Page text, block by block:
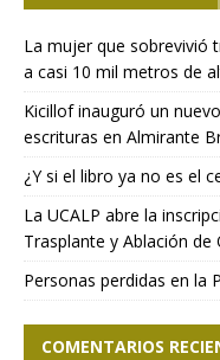
La mujer que sobrevivió
a casi 10 mil metros de
Kicillof inauguró un
escrituras en Almirante
¿Y si el libro ya no es el
La UCALP abre la
Trasplante y Ablación de
Personas perdidas en la
COMENTARIOS